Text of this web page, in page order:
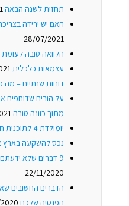
תחזית לשנה הבאה
האם יש ירידה
28/07/2021
הלוואה טובה
עצמאות כלכלית
דוחות שנתיים – מה
על הורים שדוחפים
מתוך כוונה טובה
יומולדת 4 לתוכנית חסכון לכל ילד
נכס להשקעה בארץ
9 דברים שלא ידעתם על מעקב אחרי הוצאות
22/11/2020
הדברים החשובים
הפנסיה שלכם